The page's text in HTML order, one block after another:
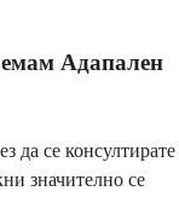
Адапален
да се консултирате
значително се